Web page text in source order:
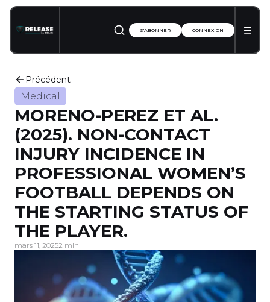
S'ABONNER CONNEXION
Précédent
Medical
MORENO-PEREZ ET AL.
(2025). NON-CONTACT
INJURY INCIDENCE IN
PROFESSIONAL WOMEN’S
FOOTBALL DEPENDS ON
THE STARTING STATUS OF
THE PLAYER.
mars 11, 20252 min